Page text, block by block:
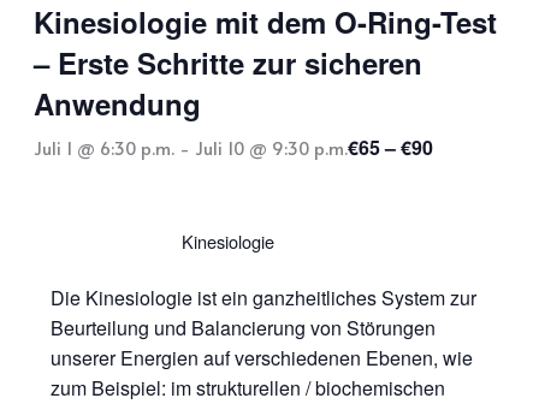
Kinesiologie mit dem O-Ring-Test
– Erste Schritte zur sicheren
Anwendung
Juli 1 @ 6:30 p.m.- Juli 10 @ 9:30 p.m.€65 – €90
Kinesiologie
Die Kinesiologie ist ein ganzheitliches System zur
Beurteilung und Balancierung von Störungen
unserer Energien auf verschiedenen Ebenen, wie
zum Beispiel: im strukturellen / biochemischen